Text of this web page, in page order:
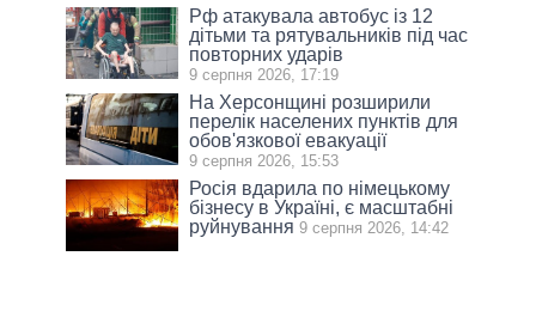
Рф атакувала автобус із 12
дітьми та рятувальників під час
повторних ударів
9 серпня 2026, 17:19
На Херсонщині розширили
перелік населених пунктів для
обов'язкової евакуації
9 серпня 2026, 15:53
Росія вдарила по німецькому
бізнесу в Україні, є масштабні
руйнування 9 серпня 2026, 14:42